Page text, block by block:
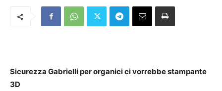
Sicurezza Gabrielli per organici ci vorrebbe stampante
3D